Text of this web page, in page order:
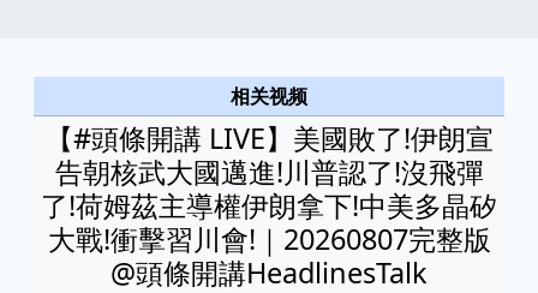
相关视频
【#頭條開講 LIVE】美國敗了!伊朗宣
告朝核武大國邁進!川普認了!沒飛彈
了!荷姆茲主導權伊朗拿下!中美多晶矽
大戰!衝擊習川會!｜20260807完整版
@頭條開講HeadlinesTalk